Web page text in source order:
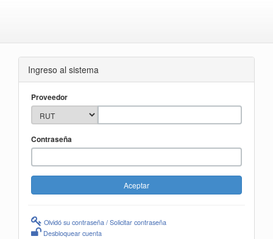
Ingreso al sistema
Proveedor
Contraseña
Olvidó su contraseña / Solicitar contraseña
Desbloquear cuenta